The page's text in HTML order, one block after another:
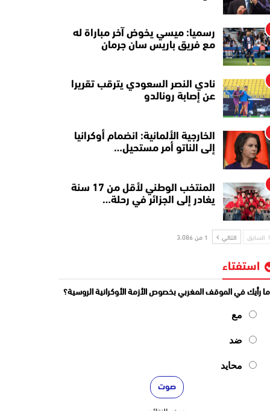
رسميا: ميسي يخوض آخر مباراة له
مع فريق باريس سان جرمان
نادي النصر السعودي يترقب تقريرا
عن إصابة رونالدو
الخارجية الألمانية: انضمام أوكرانيا
إلى الناتو أمر مستحيل…
المنتخب الوطني لأقل من 17 سنة
يغادر إلى الجزائر في رحلة…
السابق التالي 1 من 3٬086
استفتاء
ما رأيك في الموقف المغربي بخصوص الأزمة الأوكرانية الروسية؟
مع
ضد
محايد